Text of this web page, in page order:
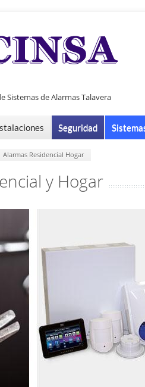
Sistemas de Alarmas Talavera
Seguridad
Alarmas Residencial Hogar
y Hogar